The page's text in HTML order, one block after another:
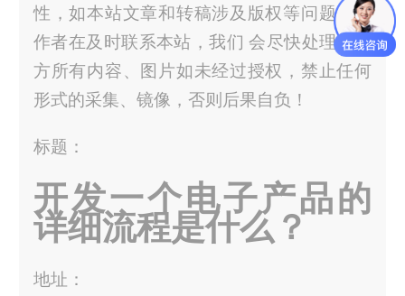
性，如本站文章和转稿涉及版权等问题，请
作者在及时联系本站，我们 会尽快处理。官
方所有内容、图片如未经过授权，禁止任何
形式的采集、镜像，否则后果自负！
标题：
开发一个电子产品的
详细流程是什么？
地址：